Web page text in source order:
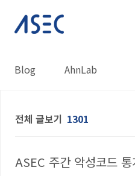
Blog AhnLab
전체 글보기 1301